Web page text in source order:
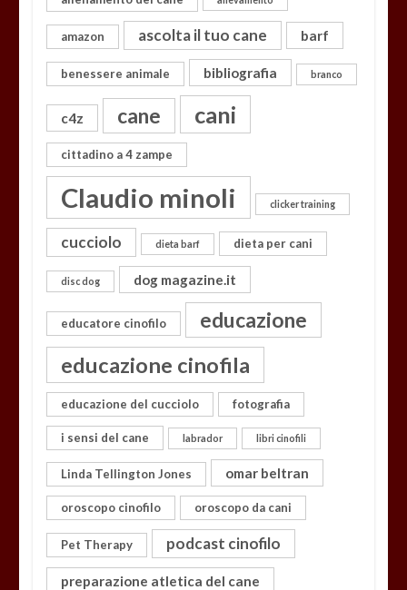
amazon ascolta il tuo cane barf
benessere animale bibliografia branco
c4z cane cani
cittadino a 4 zampe
Claudio minoli clicker training
cucciolo dieta barf dieta per cani
disc dog dog magazine.it
educatore cinofilo educazione
educazione cinofila
educazione del cucciolo fotografia
i sensi del cane labrador libri cinofili
Linda Tellington Jones omar beltran
oroscopo cinofilo oroscopo da cani
Pet Therapy podcast cinofilo
preparazione atletica del cane